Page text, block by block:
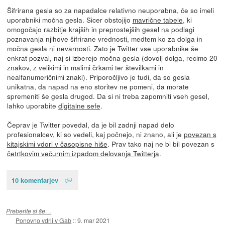
Šifrirana gesla so za napadalce relativno neuporabna, če so imeli
uporabniki močna gesla. Sicer obstojijo mavrične tabele, ki
omogočajo razbitje krajših in preprostejših gesel na podlagi
poznavanja njihove šifrirane vrednosti, medtem ko za dolga in
močna gesla ni nevarnosti. Zato je Twitter vse uporabnike še
enkrat pozval, naj si izberejo močna gesla (dovolj dolga, recimo 20
znakov, z velikimi in malimi črkami ter številkami in
nealfanumeričnimi znaki). Priporočljivo je tudi, da so gesla
unikatna, da napad na eno storitev ne pomeni, da morate
spremeniti še gesla drugod. Da si ni treba zapomniti vseh gesel,
lahko uporabite digitalne sefe.
Čeprav je Twitter povedal, da je bil zadnji napad delo
profesionalcev, ki so vedeli, kaj počnejo, ni znano, ali je povezan s
kitajskimi vdori v časopisne hiše. Prav tako naj ne bi bil povezan s
četrtkovim večurnim izpadom delovanja Twitterja.
10 komentarjev
Preberite si še…
Ponovno vdrli v Gab ::9. mar 2021